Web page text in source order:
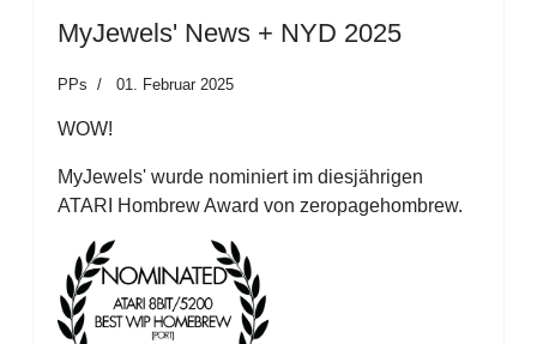
MyJewels' News + NYD 2025
PPs 01. Februar 2025
WOW!
MyJewels' wurde nominiert im diesjährigen
ATARI Hombrew Award von zeropagehombrew.